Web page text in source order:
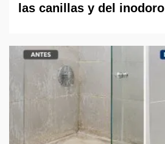
las canillas y del inodoro